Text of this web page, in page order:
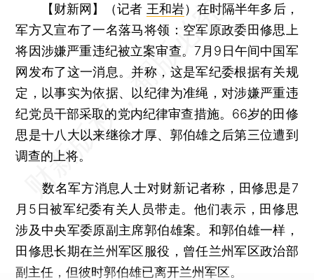
【财新网】（记者 王和岩） 在时隔半年多后，
军方又宣布了一名落马将领：空军原政委田修思上
将因涉嫌严重违纪被立案审查。7月9日午间中国军
网发布了这一消息。并称，这是军纪委根据有关规
定，以事实为依据、以纪律为准绳，对涉嫌严重违
纪党员干部采取的党内纪律审查措施。66岁的田修
思是十八大以来继徐才厚、郭伯雄之后第三位遭到
调查的上将。
数名军方消息人士对财新记者称，田修思是7
月5日被军纪委有关人员带走。他们表示，田修思
涉及中央军委原副主席郭伯雄案。和郭伯雄一样，
田修思长期在兰州军区服役，曾任兰州军区政治部
副主任，但彼时郭伯雄已离开兰州军区。